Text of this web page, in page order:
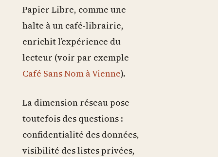
Papier Libre, comme une
halte à un café-librairie,
enrichit l’expérience du
lecteur (voir par exemple
Café Sans Nom à Vienne).
La dimension réseau pose
toutefois des questions :
confidentialité des données,
visibilité des listes privées,